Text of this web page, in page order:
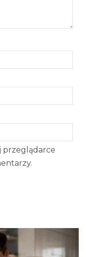
przeglądarce